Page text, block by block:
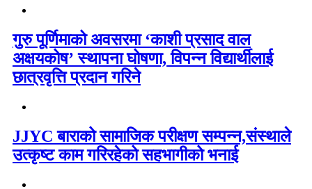
गुरु पूर्णिमाको अवसरमा ‘काशी प्रसाद वाल
अक्षयकोष’ स्थापना घोषणा, विपन्न विद्यार्थीलाई
छात्रवृत्ति प्रदान गरिने
JJYC बाराको सामाजिक परीक्षण सम्पन्न,संस्थाले
उत्कृष्ट काम गरिरहेको सहभागीको भनाई